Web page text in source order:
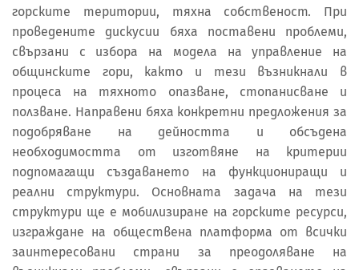
горските територии, тяхна собственост. При
проведените дискусии бяха поставени проблеми,
свързани с избора на модела на управление на
общинските гори, както и тези възникнали в
процеса на тяхното опазване, стопанисване и
ползване. Направени бяха конкретни предложения за
подобряване на дейността и обсъдена
необходимостта от изготвяне на критерии
подпомагащи създаването на функциониращи и
реални структури. Основната задача на тези
структури ще е мобилизиране на горските ресурси,
изграждане на обществена платформа от всички
заинтересовани страни за преодоляване на